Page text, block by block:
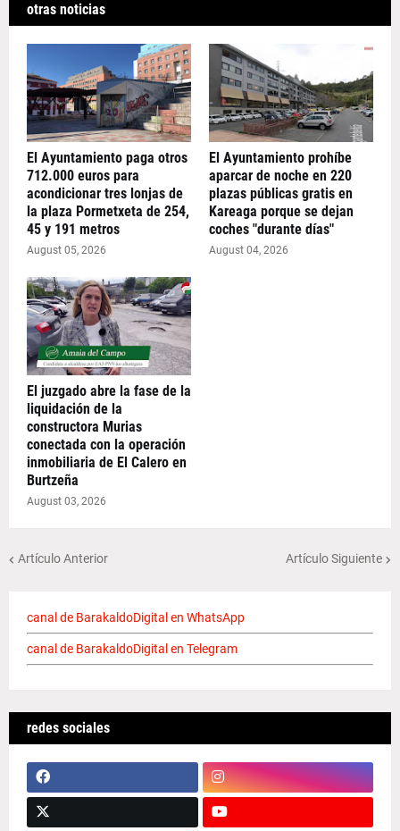
otras noticias
El Ayuntamiento paga otros
712.000 euros para
acondicionar tres lonjas de
la plaza Pormetxeta de 254,
45 y 191 metros
August 05, 2026
El Ayuntamiento prohíbe
aparcar de noche en 220
plazas públicas gratis en
Kareaga porque se dejan
coches "durante días"
August 04, 2026
El juzgado abre la fase de la
liquidación de la
constructora Murias
conectada con la operación
inmobiliaria de El Calero en
Burtzeña
August 03, 2026
Artículo Anterior Artículo Siguiente
canal de BarakaldoDigital en WhatsApp
canal de BarakaldoDigital en Telegram
redes sociales